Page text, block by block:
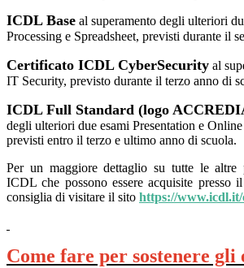
ICDL Base al superamento degli ulteriori
Processing e Spreadsheet, previsti durante il
Certificato ICDL CyberSecurity al
IT Security, previsto durante il terzo anno di
ICDL Full Standard (logo
degli ulteriori due esami Presentation e
previsti entro il terzo e ultimo anno di scuola.
Per un maggiore dettaglio su tutte le altre
ICDL che possono essere acquisite presso
consiglia di visitare il sito https://
Come fare per sostenere gli